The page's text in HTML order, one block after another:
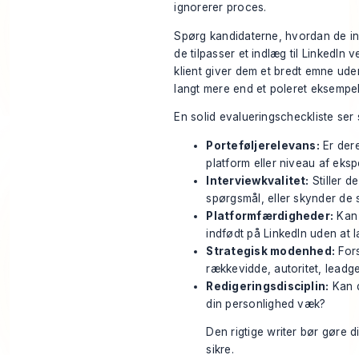
ignorerer proces.
Spørg kandidaterne, hvordan de
de tilpasser et indlæg til LinkedIn
klient giver dem et bredt emne
langt mere end et poleret
En solid evalueringscheckliste ser
Porteføljerelevans: Er
platform eller niveau af
Interviewkvalitet: Stiller
spørgsmål, eller skynder de
Platformfærdigheder:
indfødt på LinkedIn uden at
Strategisk modenhed:
rækkevidde, autoritet,
Redigeringsdisciplin: Kan
din personlighed væk?
Den rigtige writer bør gøre
sikre.